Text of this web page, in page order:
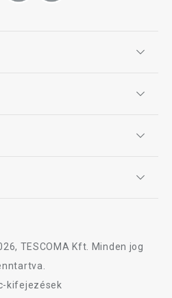
TESCOMA Kft. Minden jog
kifejezések